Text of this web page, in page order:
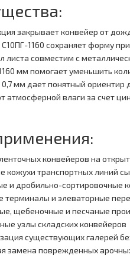
закрывает конвейер от
1160 сохраняет форму
листа совместим с
мм помогает уменьшить
мм дает понятный ориентир
атмосферной влаги за счет
конвейеров на
кожухи транспортных линий
и дробильно-сортировочные
терминалы и элеваторные
щебеночные и песчаные
узлы складских конвейеров
существующих галерей
замена поврежденных